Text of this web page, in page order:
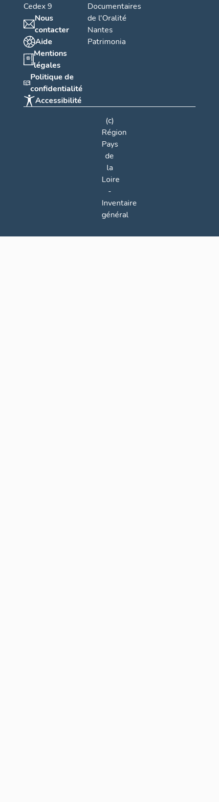
Cedex 9
Nous
contacter
Aide
Mentions
légales
Politique de
confidentialité
Accessibilité
Documentaires
de l'Oralité
Nantes
Patrimonia
(c)
Région
Pays
de
la
Loire
-
Inventaire
général